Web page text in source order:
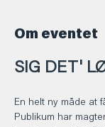
Om eventet
SIG DET'
En helt ny måde at
Publikum har